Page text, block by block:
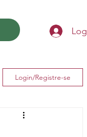
Login/Registre-se